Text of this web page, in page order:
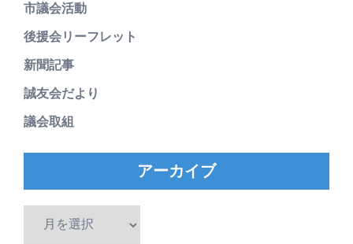
市議会活動
後援会リーフレット
新聞記事
誠友会だより
議会取組
アーカイブ